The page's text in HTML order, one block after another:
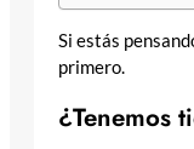
Si estás
primero.
¿Tenemos